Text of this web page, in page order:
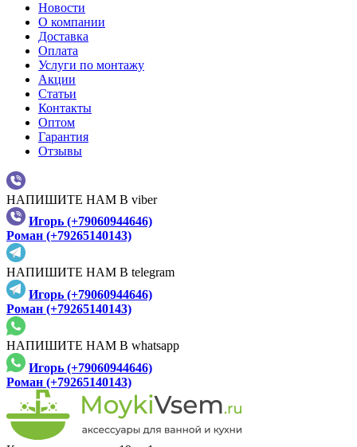
Новости
О компании
Доставка
Оплата
Услуги по монтажу
Акции
Статьи
Контакты
Оптом
Гарантия
Отзывы
НАПИШИТЕ НАМ В viber
Игорь (+79060944646)
Роман (+79265140143)
НАПИШИТЕ НАМ В telegram
Игорь (+79060944646)
Роман (+79265140143)
НАПИШИТЕ НАМ В whatsapp
Игорь (+79060944646)
Роман (+79265140143)